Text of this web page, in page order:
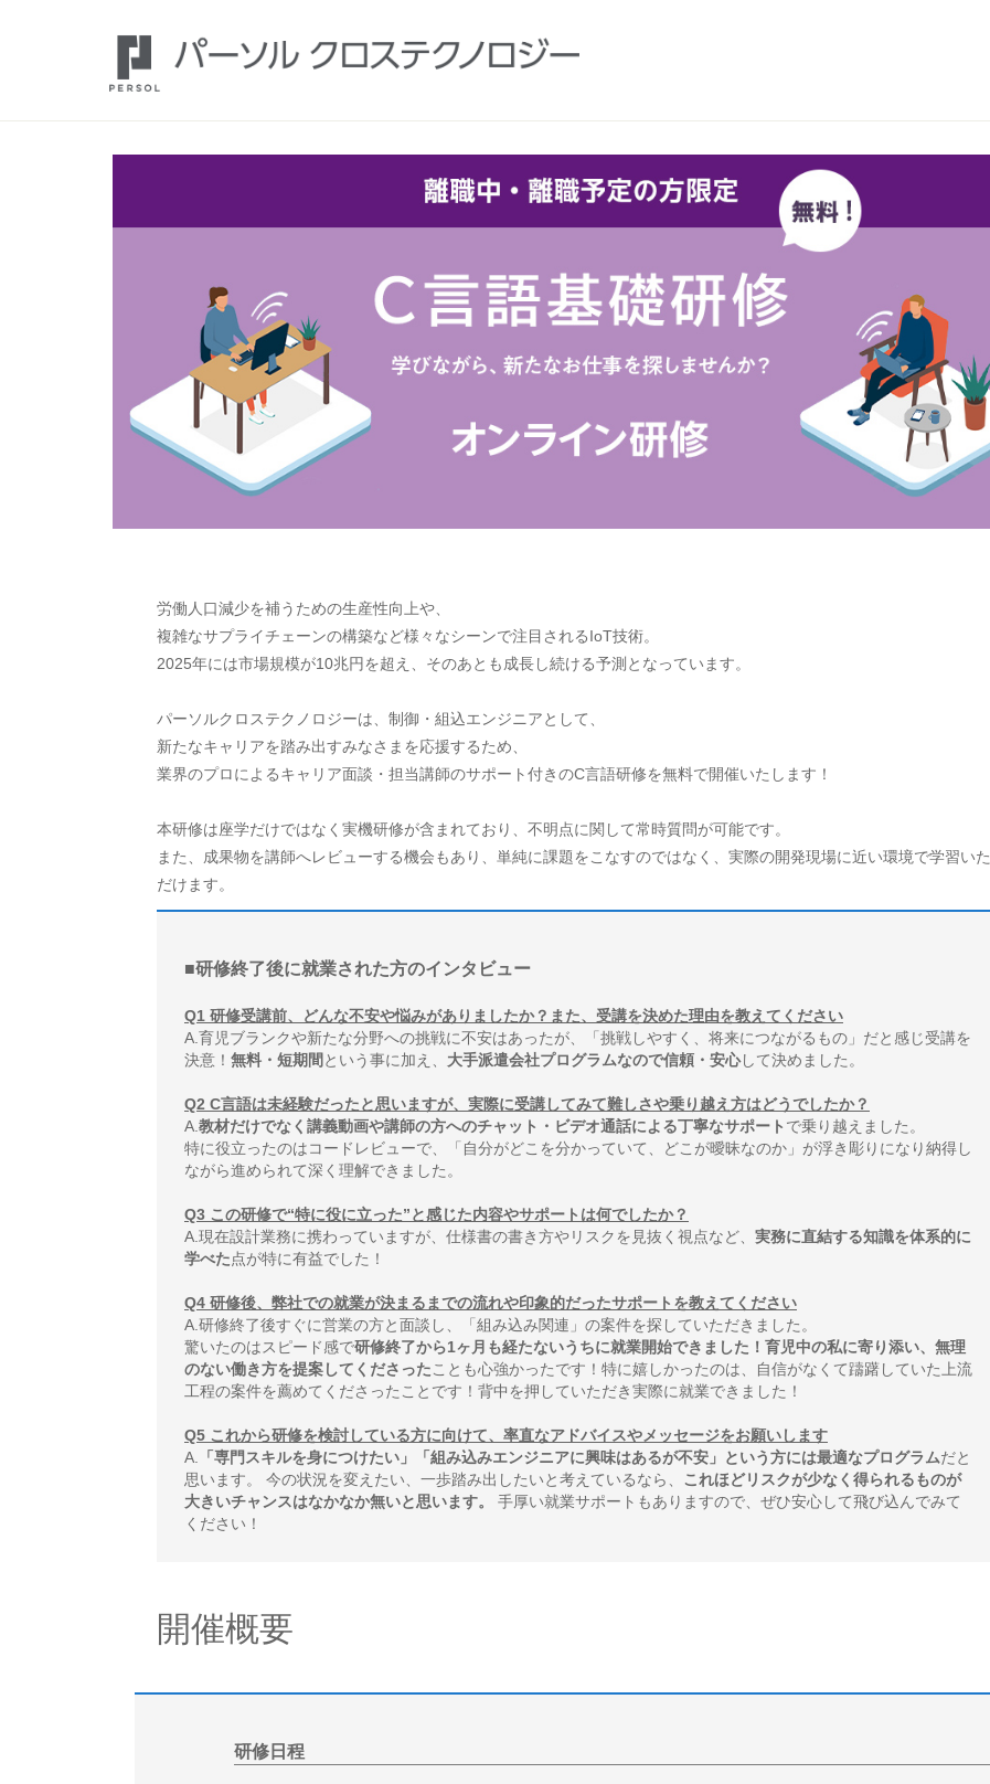
労働人口減少を補うための生産性向上や、
複雑なサプライチェーンの構築など様々なシーンで注目されるIoT技術。
2025年には市場規模が10兆円を超え、そのあとも成長し続ける予測となっています。
パーソルクロステクノロジーは、制御・組込エンジニアとして、
新たなキャリアを踏み出すみなさまを応援するため、
業界のプロによるキャリア面談・担当講師のサポート付きのC言語研修を無料で開催いたします！
本研修は座学だけではなく実機研修が含まれており、不明点に関して常時質問が可能です。
また、成果物を講師へレビューする機会もあり、単純に課題をこなすのではなく、実際の開発現場に近い環境で学習いた
だけます。
■研修終了後に就業された方のインタビュー
Q1 研修受講前、どんな不安や悩みがありましたか？また、受講を決めた理由を教えてください
A.育児ブランクや新たな分野への挑戦に不安はあったが、「挑戦しやすく、将来につながるもの」だと感じ受講を
決意！ 無料・短期間 という事に加え、 大手派遣会社プログラムなので信頼・安心して決めました。
Q2 C言語は未経験だったと思いますが、実際に受講してみて難しさや乗り越え方はどうでしたか？
A. 教材だけでなく講義動画や講師の方へのチャット・ビデオ通話による丁寧なサポート で乗り越えました。
特に役立ったのはコードレビューで、「自分がどこを分かっていて、どこが曖昧なのか」が浮き彫りになり納得し
ながら進められて深く理解できました。
Q3 この研修で“特に役に立った”と感じた内容やサポートは何でしたか？
A.現在設計業務に携わっていますが、仕様書の書き方やリスクを見抜く視点など、 実務に直結する知識を体系的に
学べた点が特に有益でした！
Q4 研修後、弊社での就業が決まるまでの流れや印象的だったサポートを教えてください
A.研修終了後すぐに営業の方と面談し、「組み込み関連」の案件を探していただきました。
驚いたのはスピード感で研修終了から1ヶ月も経たないうちに就業開始できました！育児中の私に寄り添い、無理
のない働き方を提案してくださったことも心強かったです！特に嬉しかったのは、自信がなくて躊躇していた上流
工程の案件を薦めてくださったことです！背中を押していただき実際に就業できました！
Q5 これから研修を検討している方に向けて、率直なアドバイスやメッセージをお願いします
A.
「専門スキルを身につけたい」「組み込みエンジニアに興味はあるが不安」という方には最適なプログラムだと
思います。 今の状況を変えたい、一歩踏み出したいと考えているなら、 これほどリスクが少なく得られるものが
大きいチャンスはなかなか無いと思います。
手厚い就業サポートもありますので、ぜひ安心して飛び込んでみて
ください！
開催概要
研修日程